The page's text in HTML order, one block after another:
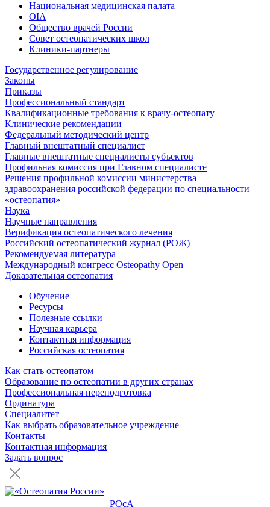
Национальная медицинская палата
OIA
Общество врачей России
Совет остеопатических школ
Клиники-партнеры
Государственное регулирование
Законы
Приказы
Профессиональный стандарт
Квалификационные требования к врачу-остеопату
Клинические рекомендации
Федеральный методический центр
Главный внештатный специалист
Главные внештатные специалисты субъектов
Профильная комиссия при Главном специалисте
Решения профильной комиссии министерства
здравоохранения российской федерации по специальности
«остеопатия»
Наука
Научные направления
Верификация остеопатического лечения
Российский остеопатический журнал (РОЖ)
Рекомендуемая литература
Международный конгресс Osteopathy Open
Доказательная остеопатия
Обучение
Ресурсы
Полезные ссылки
Научная карьера
Контактная информация
Российская остеопатия
Как стать остеопатом
Образование по остеопатии в других странах
Профессиональная переподготовка
Ординатура
Специалитет
Как выбрать образовательное учреждение
Контакты
Контактная информация
Задать вопрос
РОсА